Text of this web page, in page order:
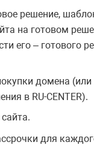
решение,
на готовом
его – готового
домена (или
в RU-CENTER).
для